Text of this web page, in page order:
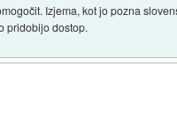
Izjema, kot jo pozna
pridobijo dostop.